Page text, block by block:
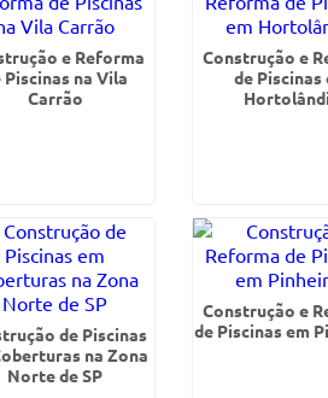
e Reforma
Piscinas na Vila
Carrão
Construção e
de Piscinas
de Piscinas
na Zona
Norte de SP
Construção e
de Piscinas em